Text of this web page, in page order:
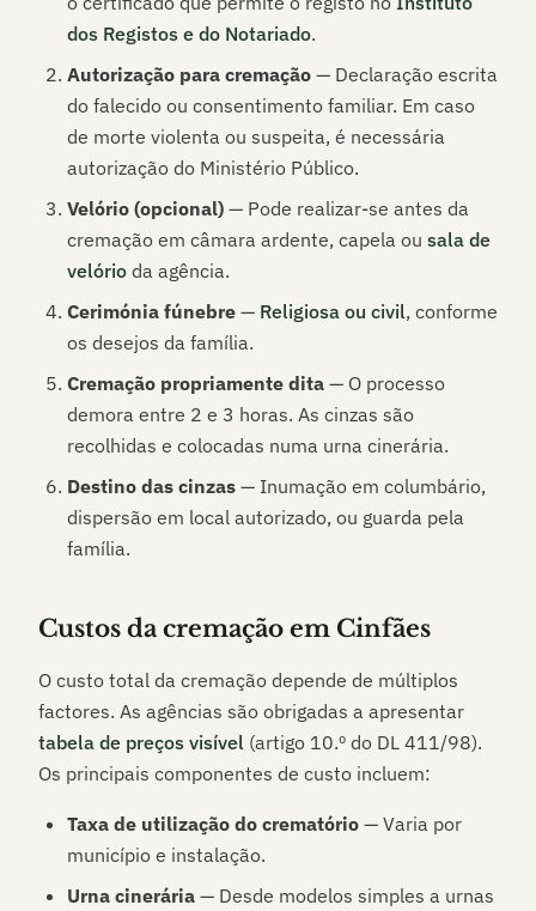
dos Registos e do Notariado.
Autorização para cremação — Declaração escrita
do falecido ou consentimento familiar. Em caso
de morte violenta ou suspeita, é necessária
autorização do Ministério Público.
Velório (opcional) — Pode realizar-se antes da
cremação em câmara ardente, capela ou sala de
velório da agência.
Cerimónia fúnebre — Religiosa ou civil, conforme
os desejos da família.
Cremação propriamente dita — O processo
demora entre 2 e 3 horas. As cinzas são
recolhidas e colocadas numa urna cinerária.
Destino das cinzas — Inumação em columbário,
dispersão em local autorizado, ou guarda pela
família.
Custos da cremação em Cinfães
O custo total da cremação depende de múltiplos
factores. As agências são obrigadas a apresentar
tabela de preços visível (artigo 10.º do DL 411/98).
Os principais componentes de custo incluem:
Taxa de utilização do crematório — Varia por
município e instalação.
Urna cinerária — Desde modelos simples a urnas